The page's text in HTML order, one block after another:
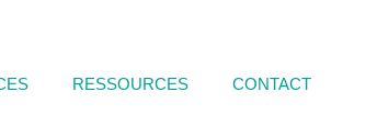
RESSOURCES CONTACT